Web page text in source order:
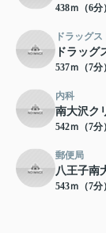
438ｍ（6分）
ドラッグス
ドラッ
537ｍ（7分）
内科
南大沢ク
542ｍ（7分）
郵便局
八王子南
543ｍ（7分）